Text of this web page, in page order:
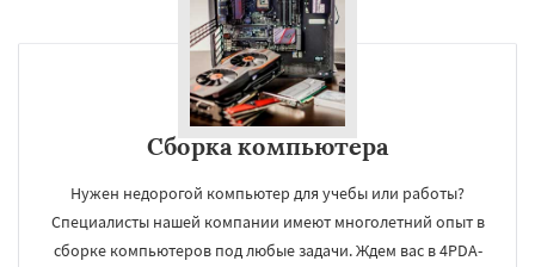
Сборка компьютера
Нужен недорогой компьютер для учебы или работы?
Специалисты нашей компании имеют многолетний опыт в
сборке компьютеров под любые задачи. Ждем вас в 4PDA-